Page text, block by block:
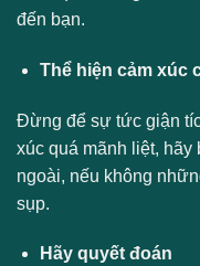
đến bạn.
Thể hiện cảm xúc
Đừng để sự tức giận
xúc quá mãnh liệt, hãy
ngoài, nếu không
sụp.
Hãy quyết đoán